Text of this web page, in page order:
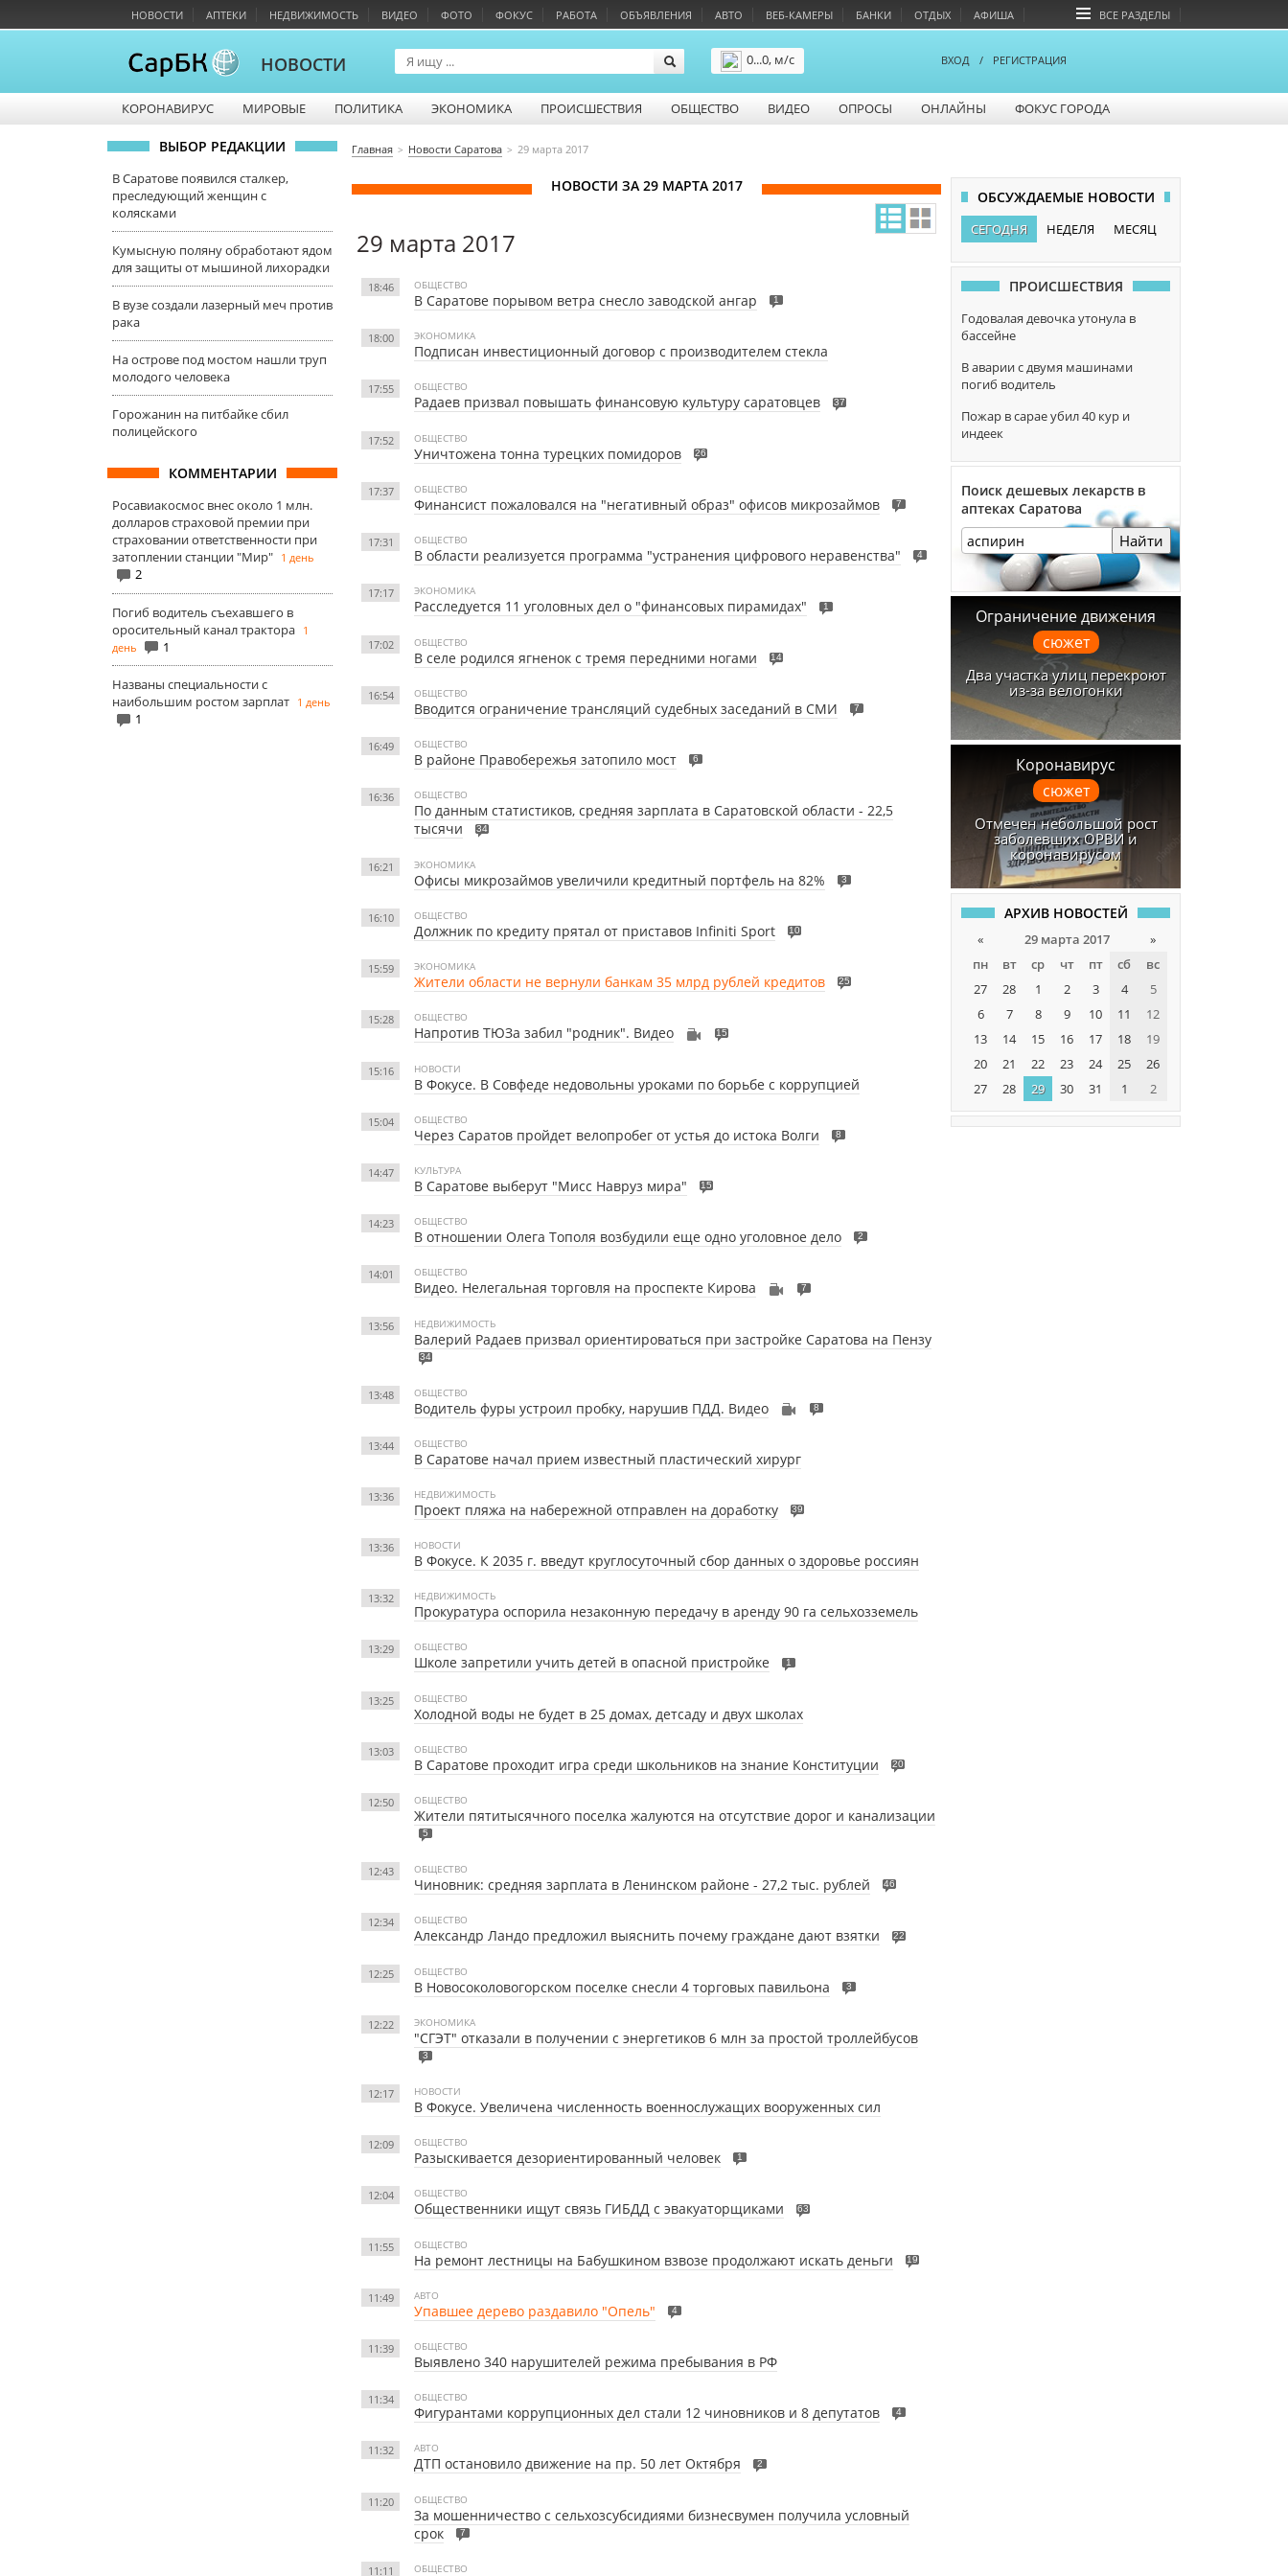
НОВОСТИ АПТЕКИ НЕДВИЖИМОСТЬ ВИДЕО ФОТО ФОКУС РАБОТА ОБЪЯВЛЕНИЯ АВТО ВЕБ-КАМЕРЫ БАНКИ ОТДЫХ АФИША ВСЕ РАЗДЕЛЫ
НОВОСТИ
0...0, м/с
ВХОД / РЕГИСТРАЦИЯ
КОРОНАВИРУС МИРОВЫЕ ПОЛИТИКА ЭКОНОМИКА ПРОИСШЕСТВИЯ ОБЩЕСТВО ВИДЕО ОПРОСЫ ОНЛАЙНЫ ФОКУС ГОРОДА
ВЫБОР РЕДАКЦИИ
В Саратове появился сталкер,
преследующий женщин с
колясками
Кумысную поляну обработают ядом
для защиты от мышиной лихорадки
В вузе создали лазерный меч против
рака
На острове под мостом нашли труп
молодого человека
Горожанин на питбайке сбил
полицейского
КОММЕНТАРИИ
Росавиакосмос внес около 1 млн.
долларов страховой премии при
страховании ответственности при
затоплении станции "Мир" 1 день
2
Погиб водитель съехавшего в
оросительный канал трактора 1
день
1
Названы специальности с
наибольшим ростом зарплат 1 день
1
Главная Новости Саратова 29 марта 2017
НОВОСТИ ЗА 29 МАРТА 2017
29 марта 2017
18:46 ОБЩЕСТВО
В Саратове порывом ветра снесло заводской ангар 1
18:00 ЭКОНОМИКА
Подписан инвестиционный договор с производителем стекла
17:55 ОБЩЕСТВО
Радаев призвал повышать финансовую культуру саратовцев 37
17:52 ОБЩЕСТВО
Уничтожена тонна турецких помидоров 26
17:37 ОБЩЕСТВО
Финансист пожаловался на "негативный образ" офисов микрозаймов 7
17:31 ОБЩЕСТВО
В области реализуется программа "устранения цифрового неравенства" 4
17:17 ЭКОНОМИКА
Расследуется 11 уголовных дел о "финансовых пирамидах" 1
17:02 ОБЩЕСТВО
В селе родился ягненок с тремя передними ногами 14
16:54 ОБЩЕСТВО
Вводится ограничение трансляций судебных заседаний в СМИ 7
16:49 ОБЩЕСТВО
В районе Правобережья затопило мост 6
16:36 ОБЩЕСТВО
По данным статистиков, средняя зарплата в Саратовской области - 22,5
тысячи
34
16:21 ЭКОНОМИКА
Офисы микрозаймов увеличили кредитный портфель на 82% 3
16:10 ОБЩЕСТВО
Должник по кредиту прятал от приставов Infiniti Sport 10
15:59 ЭКОНОМИКА
Жители области не вернули банкам 35 млрд рублей кредитов 25
15:28 ОБЩЕСТВО
Напротив ТЮЗа забил "родник". Видео 15
15:16 НОВОСТИ
В Фокусе. В Совфеде недовольны уроками по борьбе с коррупцией
15:04 ОБЩЕСТВО
Через Саратов пройдет велопробег от устья до истока Волги 8
14:47 КУЛЬТУРА
В Саратове выберут "Мисс Навруз мира" 15
14:23 ОБЩЕСТВО
В отношении Олега Тополя возбудили еще одно уголовное дело 2
14:01 ОБЩЕСТВО
Видео. Нелегальная торговля на проспекте Кирова 7
13:56 НЕДВИЖИМОСТЬ
Валерий Радаев призвал ориентироваться при застройке Саратова на Пензу
34
13:48 ОБЩЕСТВО
Водитель фуры устроил пробку, нарушив ПДД. Видео 8
13:44 ОБЩЕСТВО
В Саратове начал прием известный пластический хирург
13:36 НЕДВИЖИМОСТЬ
Проект пляжа на набережной отправлен на доработку 39
13:36 НОВОСТИ
В Фокусе. К 2035 г. введут круглосуточный сбор данных о здоровье россиян
13:32 НЕДВИЖИМОСТЬ
Прокуратура оспорила незаконную передачу в аренду 90 га сельхозземель
13:29 ОБЩЕСТВО
Школе запретили учить детей в опасной пристройке 1
13:25 ОБЩЕСТВО
Холодной воды не будет в 25 домах, детсаду и двух школах
13:03 ОБЩЕСТВО
В Саратове проходит игра среди школьников на знание Конституции 20
12:50 ОБЩЕСТВО
Жители пятитысячного поселка жалуются на отсутствие дорог и канализации
5
12:43 ОБЩЕСТВО
Чиновник: средняя зарплата в Ленинском районе - 27,2 тыс. рублей 46
12:34 ОБЩЕСТВО
Александр Ландо предложил выяснить почему граждане дают взятки 22
12:25 ОБЩЕСТВО
В Новосоколовогорском поселке снесли 4 торговых павильона 3
12:22 ЭКОНОМИКА
"СГЭТ" отказали в получении с энергетиков 6 млн за простой троллейбусов
3
12:17 НОВОСТИ
В Фокусе. Увеличена численность военнослужащих вооруженных сил
12:09 ОБЩЕСТВО
Разыскивается дезориентированный человек 1
12:04 ОБЩЕСТВО
Общественники ищут связь ГИБДД с эвакуаторщиками 63
11:55 ОБЩЕСТВО
На ремонт лестницы на Бабушкином взвозе продолжают искать деньги 19
11:49 АВТО
Упавшее дерево раздавило "Опель" 4
11:39 ОБЩЕСТВО
Выявлено 340 нарушителей режима пребывания в РФ
11:34 ОБЩЕСТВО
Фигурантами коррупционных дел стали 12 чиновников и 8 депутатов 4
11:32 АВТО
ДТП остановило движение на пр. 50 лет Октября 2
11:20 ОБЩЕСТВО
За мошенничество с сельхозсубсидиями бизнесвумен получила условный
срок
7
11:11 ОБЩЕСТВО
ОБСУЖДАЕМЫЕ НОВОСТИ
СЕГОДНЯ НЕДЕЛЯ МЕСЯЦ
ПРОИСШЕСТВИЯ
Годовалая девочка утонула в
бассейне
В аварии с двумя машинами
погиб водитель
Пожар в сарае убил 40 кур и
индеек
Поиск дешевых лекарств в
аптеках Саратова
Найти
Ограничение движения
сюжет
Два участка улиц перекроют
из-за велогонки
Коронавирус
сюжет
Отмечен небольшой рост
заболевших ОРВИ и
коронавирусом
АРХИВ НОВОСТЕЙ
« 29 марта 2017
»
пн
вт ср чт пт сб
вс
27
28 1 2 3 4
5
6
7 8 9 10 11
12
13
14 15 16 17 18
19
20
21 22 23 24 25
26
27
28 29 30 31 1 2